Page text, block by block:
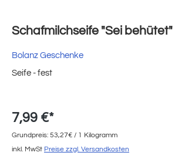
Schafmilchseife "Sei behütet"
Bolanz Geschenke
Seife - fest
7,99 €*
Grundpreis: 53,27€ / 1 Kilogramm
inkl. MwSt Preise zzgl. Versandkosten